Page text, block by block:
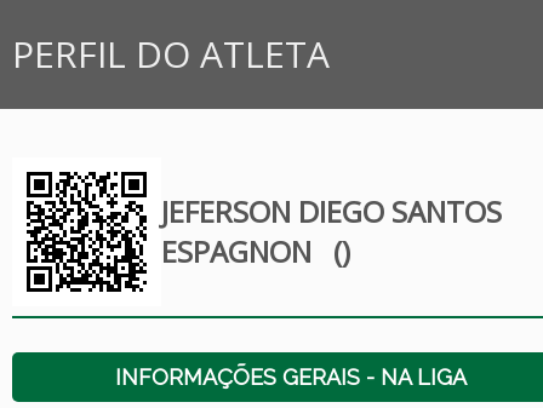
PERFIL DO ATLETA
JEFERSON DIEGO SANTOS
ESPAGNON
()
INFORMAÇÕES GERAIS - NA LIGA